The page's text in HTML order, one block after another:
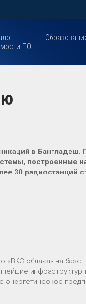
ПО
в Бангладеш.
построенные
30 радиостанций
облака» на базе